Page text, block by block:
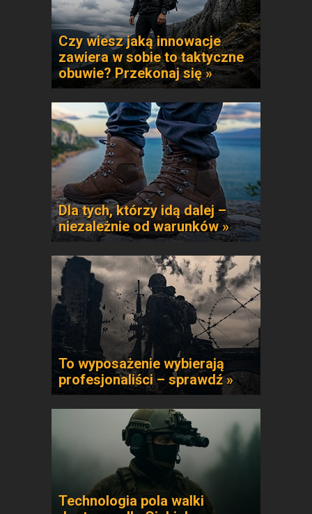
Czy wiesz jaką innowacje
zawiera w sobie to taktyczne
obuwie? Przekonaj się »
Dla tych, którzy idą dalej –
niezależnie od warunków »
To wyposażenie wybierają
profesjonaliści – sprawdź »
Technologia pola walki